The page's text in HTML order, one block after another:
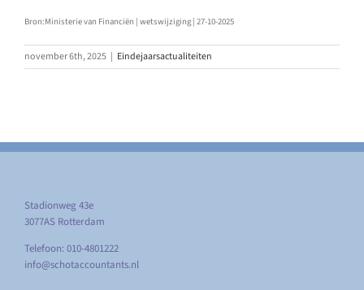
Bron:Ministerie van Financiën | wetswijziging | 27-10-2025
november 6th, 2025 | Eindejaarsactualiteiten
Stadionweg 43e
3077AS Rotterdam
Telefoon: 010-4801222
info@schotaccountants.nl